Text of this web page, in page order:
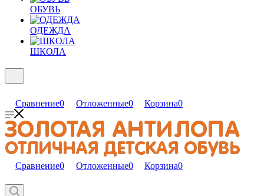
ОБУВЬ
ОДЕЖДА
ШКОЛА
Сравнение0 Отложенные0 Корзина0
Сравнение0 Отложенные0 Корзина0